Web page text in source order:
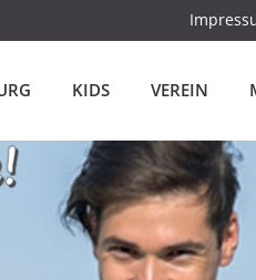
KIDS VEREIN